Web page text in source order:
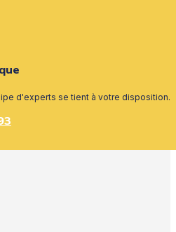
d'experts se tient à votre disposition.